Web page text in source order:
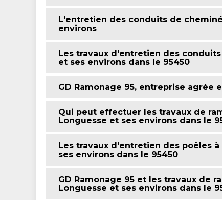
L'entretien des conduits de
environs
Les travaux d'entretien des
et ses environs dans le 95450
GD Ramonage 95, entreprise
Qui peut effectuer les travaux de
Longuesse et ses environs dans le
Les travaux d'entretien des poêles
ses environs dans le 95450
GD Ramonage 95 et les travaux de
Longuesse et ses environs dans le